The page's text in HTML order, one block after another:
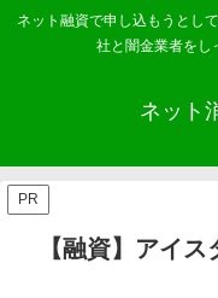
ネット融資で申し込もうとし
社と闇金業者をし
ネット
PR
【融資】アイ